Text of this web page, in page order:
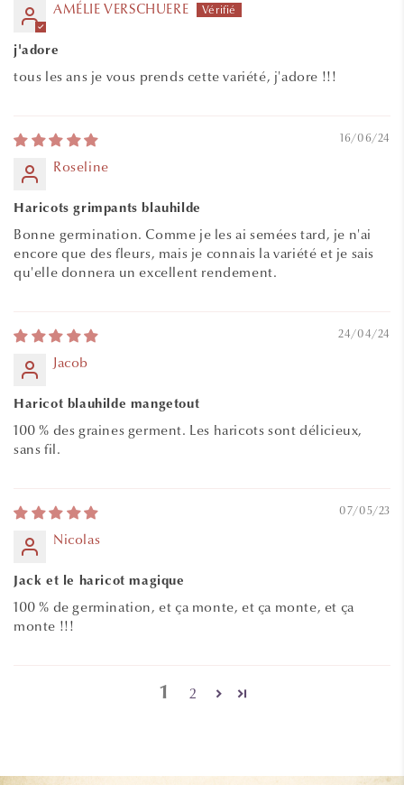
AMÉLIE VERSCHUERE
j'adore
tous les ans je vous prends cette variété, j'adore !!!
16/06/24
Roseline
Haricots grimpants blauhilde
Bonne germination. Comme je les ai semées tard, je n'ai
encore que des fleurs, mais je connais la variété et je sais
qu'elle donnera un excellent rendement.
24/04/24
Jacob
Haricot blauhilde mangetout
100 % des graines germent. Les haricots sont délicieux,
sans fil.
07/05/23
Nicolas
Jack et le haricot magique
100 % de germination, et ça monte, et ça monte, et ça
monte !!!
1 2